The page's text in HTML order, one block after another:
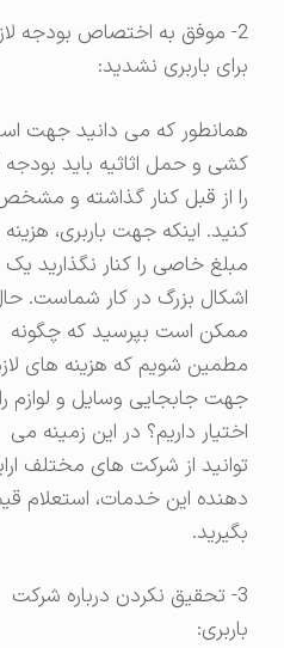
2- موفق به اختصاص بودجه لازم
برای باربری نشدید:
همانطور که می دانید جهت اسباب
کشی و حمل اثاثیه باید بودجه ای
را از قبل کنار گذاشته و مشخص
کنید. اینکه جهت باربری، هزینه و
مبلغ خاصی را کنار نگذارید یک
اشکال بزرگ در کار شماست. حال
ممکن است بپرسید که چگونه
مطمین شویم که هزینه های لازم
جهت جابجایی وسایل و لوازم را در
اختیار داریم؟ در این زمینه می
توانید از شرکت های مختلف ارایه
دهنده این خدمات، استعلام قیمت
بگیرید.
3- تحقیق نکردن درباره شرکت
باربری: